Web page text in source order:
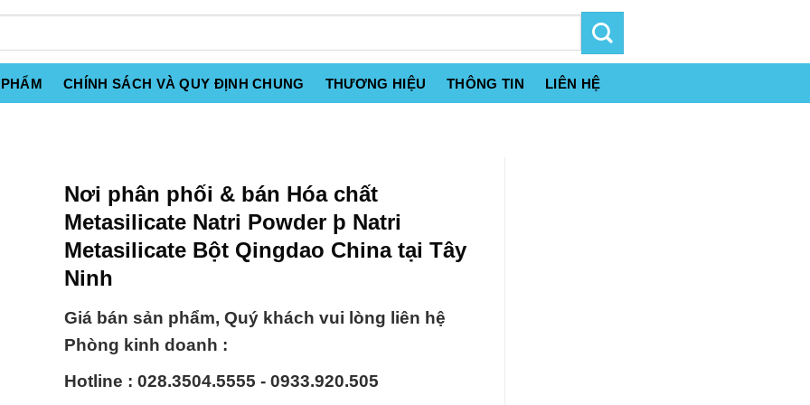
CHÍNH SÁCH VÀ QUY ĐỊNH CHUNG THƯƠNG HIỆU THÔNG TIN LIÊN HỆ
Nơi phân phối & bán Hóa chất
Metasilicate Natri Powder þ Natri
Metasilicate Bột Qingdao China tại Tây
Ninh
Giá bán sản phẩm, Quý khách vui lòng liên hệ
Phòng kinh doanh :
Hotline : 028.3504.5555 - 0933.920.505